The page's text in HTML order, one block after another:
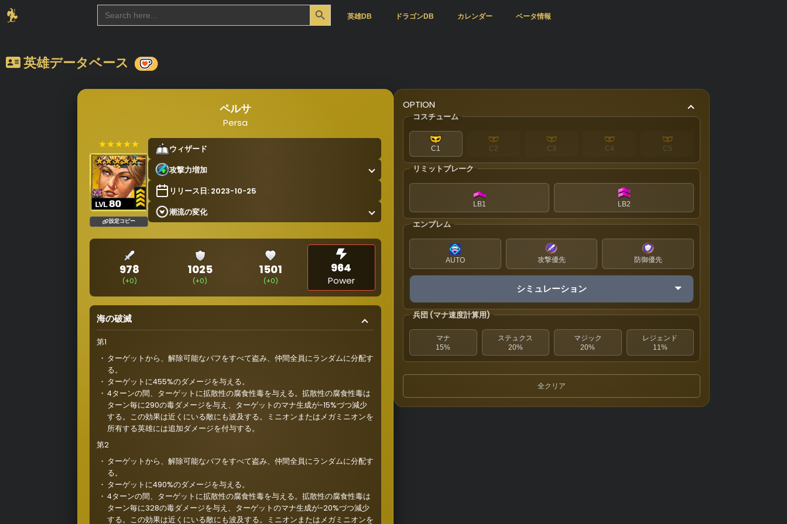
Search
for:
Search Button
英雄DB ドラゴンDB カレンダー ベータ情報
英雄データベース
ペルサ
Persa
★★★★★
設定コピー
ウィザード
攻撃力増加
リリース日: 2023-10-25
潮流の変化
978
(+0)
1025
(+0)
1501
(+0)
964
Power
海の破滅
第1
ターゲットから、解除可能なバフをすべて盗み、仲間全員にランダムに分配す
る。
ターゲットに455%のダメージを与える。
4ターンの間、ターゲットに拡散性の腐食性毒を与える。拡散性の腐食性毒は
ターン毎に290の毒ダメージを与え、ターゲットのマナ生成が-15%づつ減少
する。この効果は近くにいる敵にも波及する。ミニオンまたはメガミニオンを
所有する英雄には追加ダメージを付与する。
第2
ターゲットから、解除可能なバフをすべて盗み、仲間全員にランダムに分配す
る。
ターゲットに490%のダメージを与える。
4ターンの間、ターゲットに拡散性の腐食性毒を与える。拡散性の腐食性毒は
ターン毎に328の毒ダメージを与え、ターゲットのマナ生成が-20%づつ減少
する。この効果は近くにいる敵にも波及する。ミニオンまたはメガミニオンを
OPTION
コスチューム
C1 C2 C3 C4 C5
リミットブレーク
LB1 LB2
エンブレム
AUTO 攻撃優先 防御優先
シミュレーション
兵団 (マナ速度計算用)
マナ
15%
ステュクス
20%
マジック
20%
レジェンド
11%
全クリア